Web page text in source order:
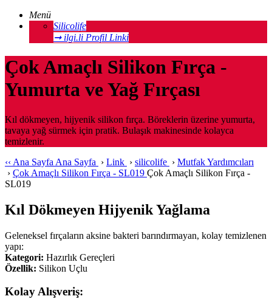
Menü
Silicolife
➞ ilgi.li Profil Linki
Çok Amaçlı Silikon Fırça -
Yumurta ve Yağ Fırçası
Kıl dökmeyen, hijyenik silikon fırça. Böreklerin üzerine yumurta,
tavaya yağ sürmek için pratik. Bulaşık makinesinde kolayca
temizlenir.
‹‹ Ana Sayfa Ana Sayfa › Link › silicolife › Mutfak Yardımcıları
› Çok Amaçlı Silikon Fırça - SL019 Çok Amaçlı Silikon Fırça -
SL019
Kıl Dökmeyen Hijyenik Yağlama
Geleneksel fırçaların aksine bakteri barındırmayan, kolay temizlenen
yapı:
Kategori: Hazırlık Gereçleri
Özellik: Silikon Uçlu
Kolay Alışveriş: